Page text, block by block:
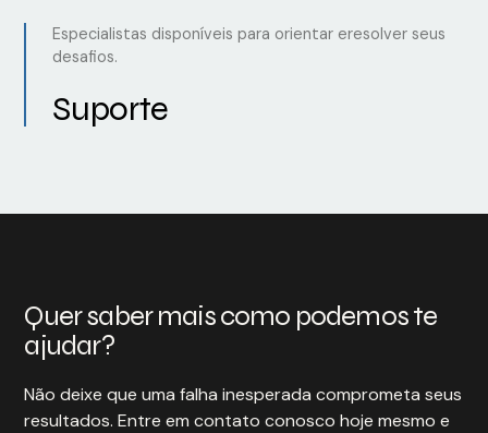
Especialistas disponíveis para orientar eresolver seus
desafios.
Suporte
Quer saber mais como podemos te
ajudar?
Não deixe que uma falha inesperada comprometa seus
resultados. Entre em contato conosco hoje mesmo e